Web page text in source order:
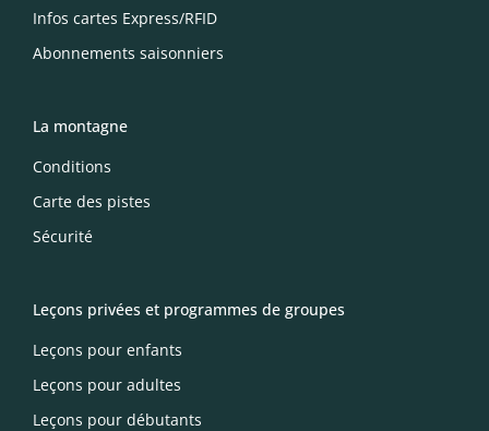
Infos cartes Express/RFID
Abonnements saisonniers
La montagne
Conditions
Carte des pistes
Sécurité
Leçons privées et programmes de groupes
Leçons pour enfants
Leçons pour adultes
Leçons pour débutants